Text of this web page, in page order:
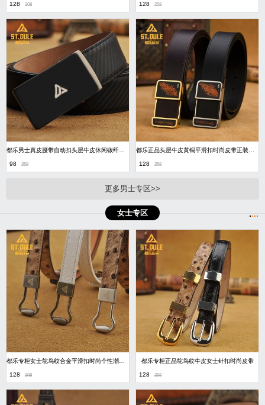
128 208 128 258
98 258 128 258
更多男士专区>>
女士专区
128 208
都乐专柜正品鸵鸟纹牛皮女士针扣时尚皮带
128 208